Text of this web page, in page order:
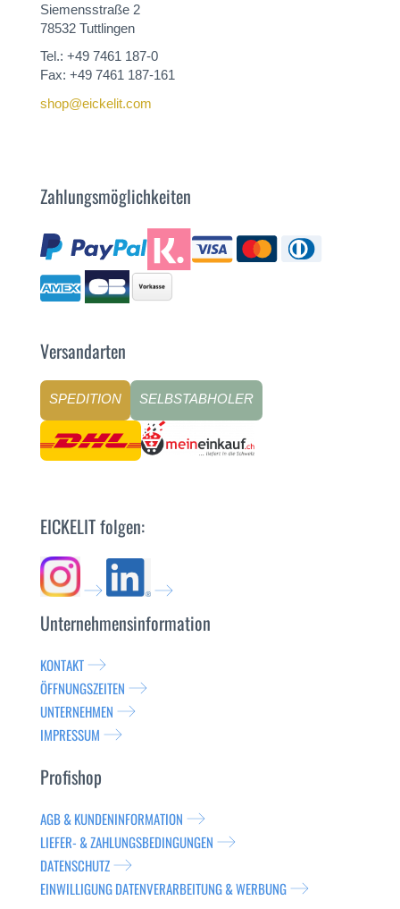
Siemensstraße 2
78532 Tuttlingen
Tel.: +49 7461 187-0
Fax: +49 7461 187-161
shop@eickelit.com
Zahlungsmöglichkeiten
Versandarten
SPEDITION SELBSTABHOLER
EICKELIT folgen:
Unternehmensinformation
KONTAKT
ÖFFNUNGSZEITEN
UNTERNEHMEN
IMPRESSUM
Profishop
AGB & KUNDENINFORMATION
LIEFER- & ZAHLUNGSBEDINGUNGEN
DATENSCHUTZ
EINWILLIGUNG DATENVERARBEITUNG & WERBUNG